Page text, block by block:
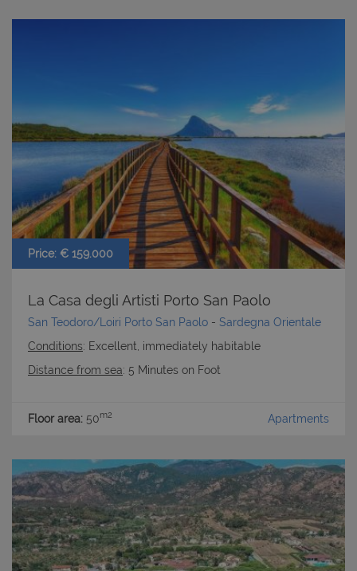
Price: € 159.000
La Casa degli Artisti Porto San Paolo
San Teodoro/Loiri Porto San Paolo - Sardegna Orientale
Conditions: Excellent, immediately habitable
Distance from sea: 5 Minutes on Foot
Floor area: 50m2 Apartments